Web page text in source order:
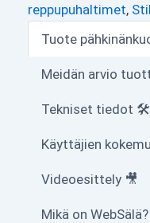
reppupuhaltimet,
Tuote
Meidän arvio
Tekniset tiedot 🛠
Käyttäjien
Videoesittely 🎥
Mikä on WebSälä?